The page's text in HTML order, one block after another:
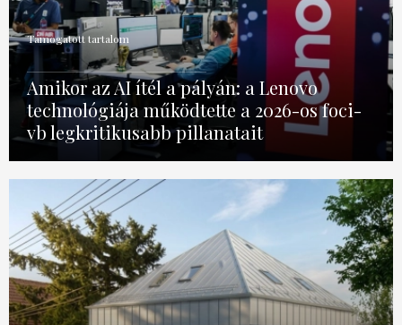
Támogatott tartalom
Amikor az AI ítél a pályán: a Lenovo
technológiája működtette a 2026-os foci-
vb legkritikusabb pillanatait